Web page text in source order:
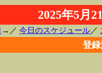
2025年5月
→／ 今日のスケジュール ／
登